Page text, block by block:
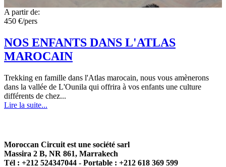
A partir de:
450 €/pers
NOS ENFANTS DANS L'ATLAS
MAROCAIN
Trekking en famille dans l'Atlas marocain, nous vous amènerons
dans la vallée de L'Ounila qui offrira à vos enfants une culture
différents de chez...
Lire la suite...
Moroccan Circuit est une société sarl
Massira 2 B, NR 861, Marrakech
Tél : +212 524347044 - Portable : +212 618 369 599